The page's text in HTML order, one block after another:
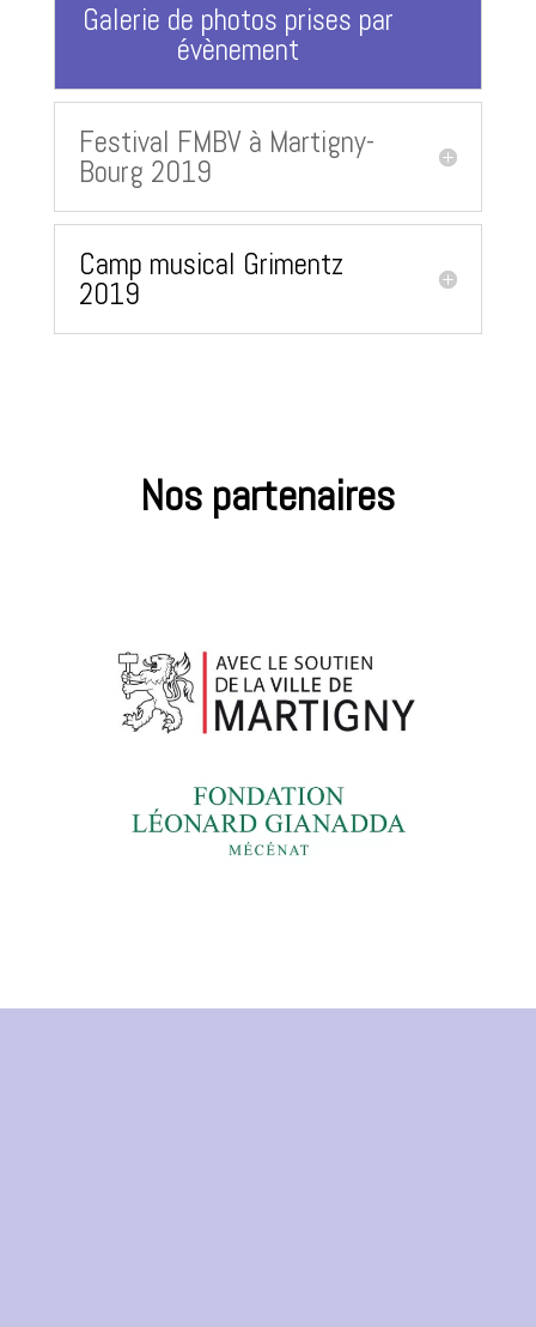
Galerie de photos prises par
évènement
Festival FMBV à Martigny-
Bourg 2019
Camp musical Grimentz
2019
Nos partenaires